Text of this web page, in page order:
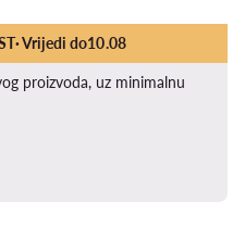
· Vrijedi do10.08
proizvoda, uz minimalnu